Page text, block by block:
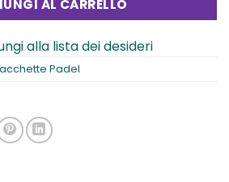
79,90€.
AL CARRELLO
alla lista dei desideri
Padel